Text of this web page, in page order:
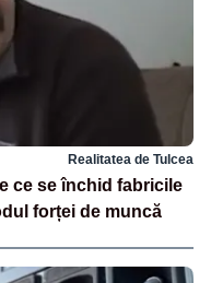
Realitatea de Tulcea
ce se închid fabricile
forței de muncă